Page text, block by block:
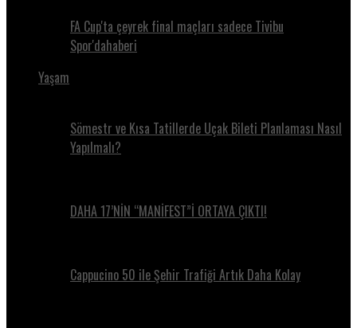
FA Cup'ta çeyrek final maçları sadece Tivibu
Spor'dahaberi
Yaşam
Sömestr ve Kısa Tatillerde Uçak Bileti Planlaması Nasıl
Yapılmalı?
DAHA 17’NİN “MANİFEST”İ ORTAYA ÇIKTI!
Cappucino 50 ile Şehir Trafiği Artık Daha Kolay